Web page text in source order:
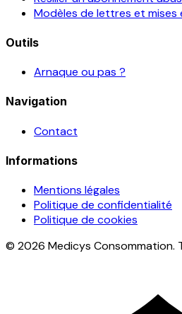
Modèles de lettres et mises
Outils
Arnaque ou pas ?
Navigation
Contact
Informations
Mentions légales
Politique de confidentialité
Politique de cookies
© 2026 Medicys Consommation.